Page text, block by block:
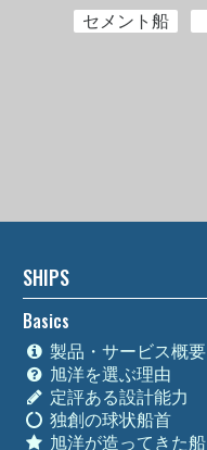
セメント船
SHIPS
Basics
製品・サービス概要
旭洋を選ぶ理由
定評ある設計能力
独創の球状船首
旭洋が造ってきた船